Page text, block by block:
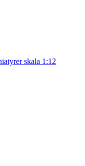
skala 1:12